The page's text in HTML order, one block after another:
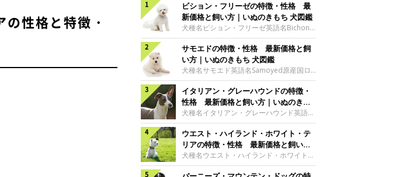
性格と特徴・
ビション・フリーゼの特徴・性格 最
新価格と飼い方｜いぬのきもち 犬図鑑
犬種名ビション・フリーゼ英語名Bichon
Frise原産国フランス、ベルギーサイズ小
型犬グループ愛玩犬 ビション・フリーゼ
の魅力ビジョン・フリーゼの特徴といえ
ば、なんといっても綿毛のようにふわふわ
した純白の被毛。ビション・フリーゼのト
レードマークともいえる、綿アメのような
丸いカットスタイルは、アメリカ人のトリ
マーが考案したもので、「パウダー・パ
フ」と呼ばれます。真っ白な毛色にパッチ
リとくるくる動く大きな瞳と、黒々とした
鼻、短めのマズルが豊かな表情をつくって
います。※参考／『日本と世界の犬のカタ
ログ』（
サモエドの特徴・性格 最新価格と飼
い方｜いぬのきもち 犬図鑑
犬種名サモエド英語名Samoyed原産国ロ
シアサイズ大型犬グループ原始的な犬・ス
ピッツ サモエドの魅力雪のように白いふ
わふわした外見が愛らしくてユニークなサ
モエド。何世紀にも渡って遊牧民とともに
移動し、トナカイの群れの管理などをして
いたこともあって、人と友好的な関係を築
ける犬種です。日本スピッツの大型版のよ
うだからか、日本でも親しみを持たれやす
く、とくに独特の笑顔が特徴で、「サモエ
イタリアン・グレーハウンドの特徴・
性格 最新価格と飼い方｜いぬのきも
ち 犬図鑑
犬種名イタリアン・グレーハウンド英語名
Italian Greyhound原産国イタリアサイズ
小型犬グループ視覚ハウンド イタリア
ン・グレーハウンドの魅力ルネッサンス期
の王侯貴族に愛されただけあって、気品あ
ふれる優雅なスタイルが魅力です。おっと
ウエスト・ハイランド・ホワイト・テ
リアの特徴・性格 最新価格と飼い方
｜いぬのきもち 犬図鑑
犬種名ウエスト・ハイランド・ホワイト・
テリア英語名West Highland White